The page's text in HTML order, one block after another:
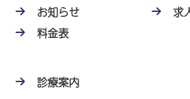
お知らせ
求
料金表
診療案内